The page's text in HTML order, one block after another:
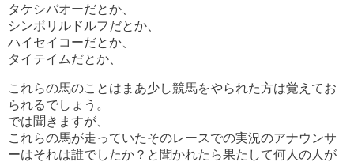
タケシバオーだとか、
シンボリルドルフだとか、
ハイセイコーだとか、
タイテイムだとか、
これらの馬のことはまあ少し競馬をやられた方は覚えてお
られるでしょう。
では聞きますが、
これらの馬が走っていたそのレースでの実況のアナウンサ
ーはそれは誰でしたか？と聞かれたら果たして何人の人が